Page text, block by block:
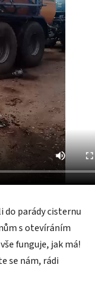
do parády cisternu
s otevíráním
funguje, jak má!
se nám, rádi